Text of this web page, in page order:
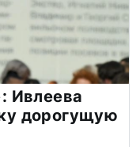
Ивлеева
дорогущую